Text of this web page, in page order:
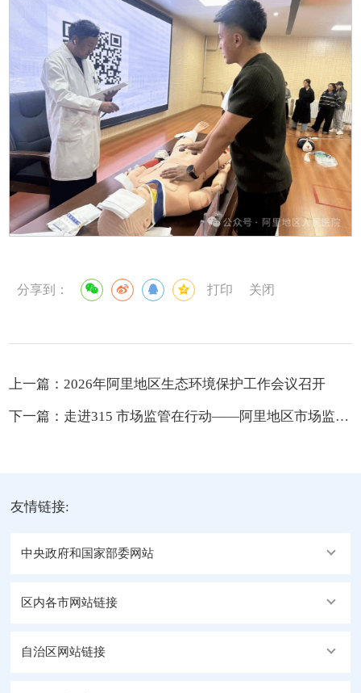
分享到： 打印 关闭
上一篇：2026年阿里地区生态环境保护工作会议召开
下一篇： 走进315 市场监管在行动——阿里地区市场监管系统坚守一线守护消费安全
友情链接:
中央政府和国家部委网站
区内各市网站链接
自治区网站链接